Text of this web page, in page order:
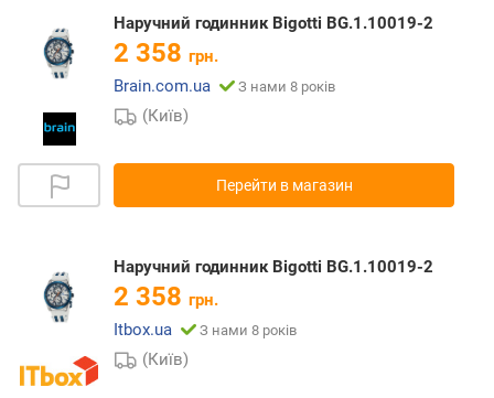
Наручний годинник Bigotti BG.1.10019-2
2 358 грн.
Brain.com.ua
З нами 8 років
(Київ)
Перейти в магазин
Наручний годинник Bigotti BG.1.10019-2
2 358 грн.
Itbox.ua
З нами 8 років
(Київ)